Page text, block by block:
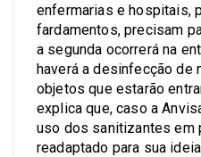
enfermarias e hospitais,
fardamentos, precisam
a segunda ocorrerá na
haverá a desinfecção de
objetos que estarão
explica que, caso a
uso dos sanitizantes em
readaptado para sua